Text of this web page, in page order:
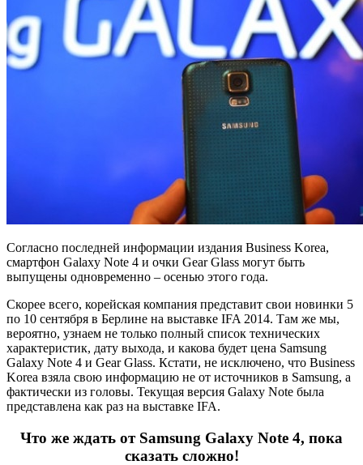
Согласно последней информации издания Business Korea,
смартфон Galaxy Note 4 и очки Gear Glass могут быть
выпущены одновременно – осенью этого года.
Скорее всего, корейская компания представит свои новинки 5
по 10 сентября в Берлине на выставке IFA 2014. Там же мы,
вероятно, узнаем не только полный список технических
характеристик, дату выхода, и какова будет цена Samsung
Galaxy Note 4 и Gear Glass. Кстати, не исключено, что Business
Korea взяла свою информацию не от источников в Samsung, а
фактически из головы. Текущая версия Galaxy Note была
представлена как раз на выставке IFA.
Что же ждать от Samsung Galaxy Note 4, пока
сказать сложно!